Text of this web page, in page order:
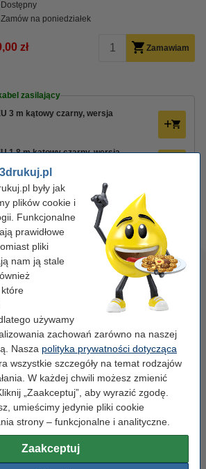
były jak
plików cookie i
Funkcjonalne
prawidłowe
pliki
nam ją stale
używamy
zachowań zarówno na naszej
Nasza polityka prywatności dotycząca
wszystkie szczegóły na temat rodzajów
W każdej chwili możesz zmienić
„Zaakceptuj”, aby wyrazić zgodę.
umieścimy jedynie pliki cookie
strony – funkcjonalne i analityczne.
Zaakceptuj
Dostępny
Zamów na poniedziałek
zł Zamawiam
zasilający
3 m kątowy czarny, wersja
1,8 m kątowy czarny, wersja
Popularne produkty
tablic
Papier fotograficzny
samoprzylepny, błyszczący A4
(10 naklejek), 123drukuj
9,90 zł z VAT